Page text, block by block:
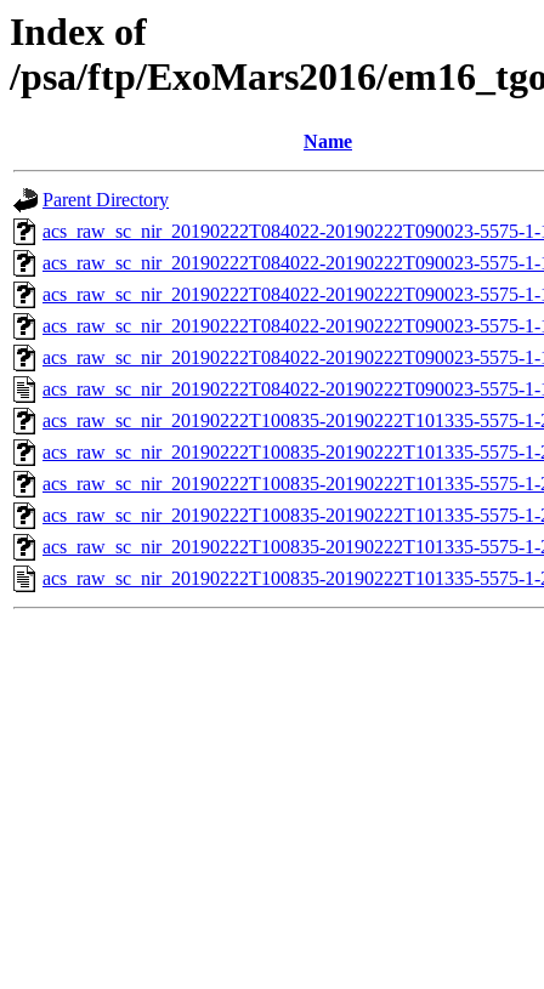
Index of
/psa/ftp/ExoMars2016/
Name
Parent Directory
acs_raw_sc_nir_20190222T084022-20190222T090023-5575-
acs_raw_sc_nir_20190222T084022-20190222T090023-5575-
acs_raw_sc_nir_20190222T084022-20190222T090023-5575-
acs_raw_sc_nir_20190222T084022-20190222T090023-5575-
acs_raw_sc_nir_20190222T084022-20190222T090023-5575-
acs_raw_sc_nir_20190222T084022-20190222T090023-5575-
acs_raw_sc_nir_20190222T100835-20190222T101335-5575-
acs_raw_sc_nir_20190222T100835-20190222T101335-5575-
acs_raw_sc_nir_20190222T100835-20190222T101335-5575-
acs_raw_sc_nir_20190222T100835-20190222T101335-5575-
acs_raw_sc_nir_20190222T100835-20190222T101335-5575-
acs_raw_sc_nir_20190222T100835-20190222T101335-5575-